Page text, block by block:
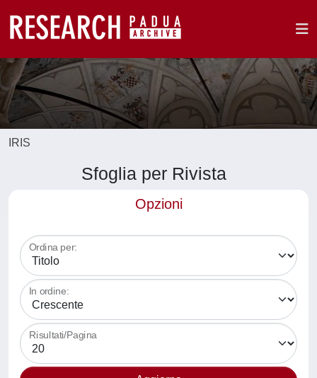
IRIS
Sfoglia per Rivista
Opzioni
Ordina per:
In ordine:
Risultati/Pagina